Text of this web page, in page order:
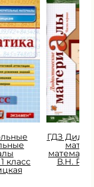
класс
ГДЗ
В.Н.